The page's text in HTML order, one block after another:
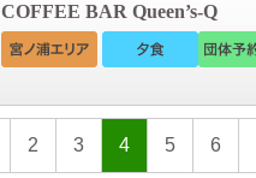
COFFEE BAR Queen’s-Q
2 3 4 5 6